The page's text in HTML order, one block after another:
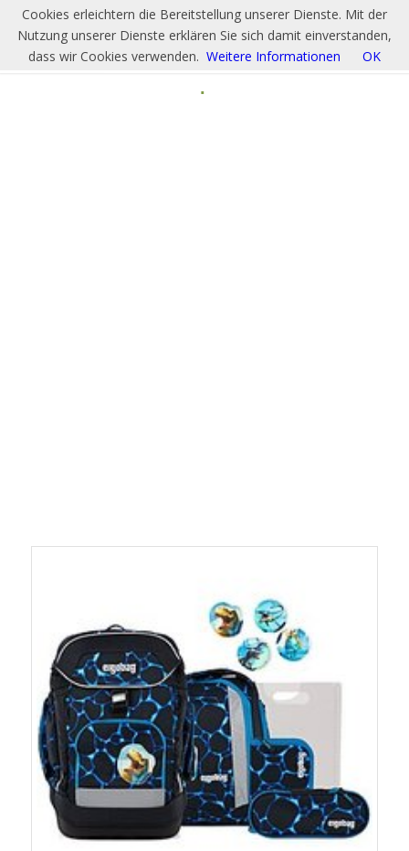
Cookies erleichtern die Bereitstellung unserer Dienste. Mit der
Nutzung unserer Dienste erklären Sie sich damit einverstanden,
dass wir Cookies verwenden. Weitere Informationen OK